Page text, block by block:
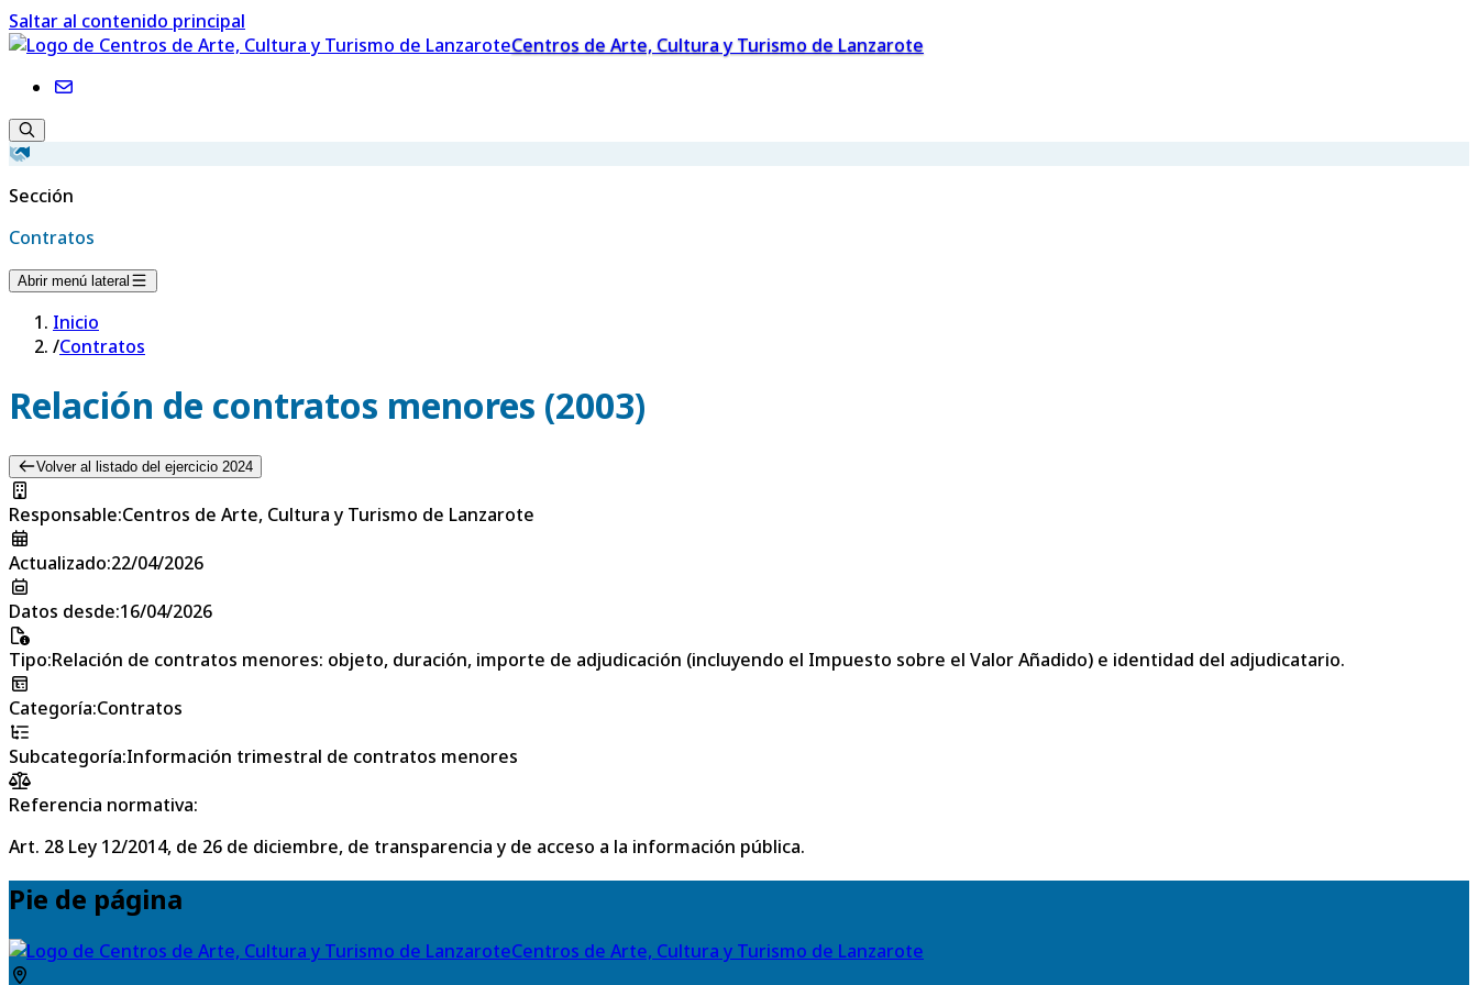
Saltar al contenido principal
Centros de Arte, Cultura y Turismo de Lanzarote
Sección
Contratos
Abrir menú lateral
Inicio
/Contratos
Relación de contratos menores (2003)
Volver al listado del ejercicio 2024
Responsable:Centros de Arte, Cultura y Turismo de Lanzarote
Actualizado:22/04/2026
Datos desde:16/04/2026
Tipo:Relación de contratos menores: objeto, duración, importe de adjudicación (incluyendo el Impuesto sobre el Valor Añadido) e identidad del adjudicatario.
Categoría:Contratos
Subcategoría:Información trimestral de contratos menores
Referencia normativa:
Art. 28 Ley 12/2014, de 26 de diciembre, de transparencia y de acceso a la información pública.
Pie de página
Centros de Arte, Cultura y Turismo de Lanzarote